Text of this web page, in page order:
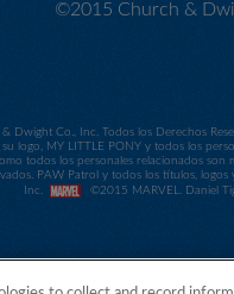
©2015 Church &
Dwight Co., Inc. Todos los Derechos
su logo, MY LITTLE PONY y todos los
todos los personales relacionados
PAW Patrol y todos los títulos,
Inc.
©2015 MARVEL. Daniel